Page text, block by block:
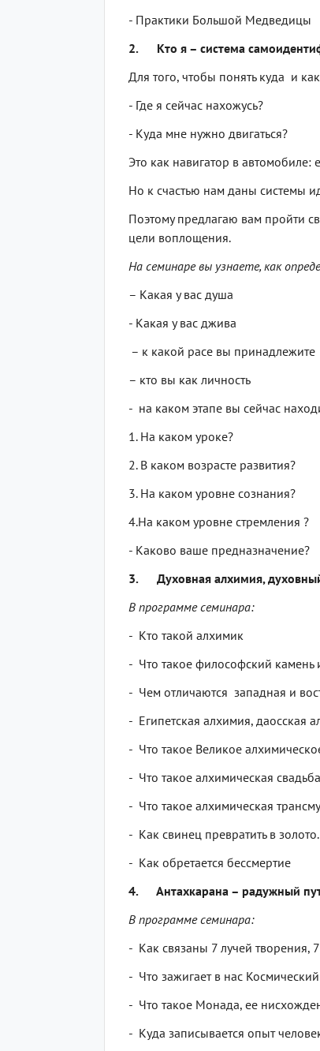
- Практики Большой Медведицы
2. Кто я – система
Для того, чтобы понять куда и
- Где я сейчас нахожусь?
- Куда мне нужно двигаться?
Это как навигатор в автомобиле:
Но к счастью нам даны системы
Поэтому предлагаю вам пройти
цели воплощения.
На семинаре вы узнаете, как
– Какая у вас душа
- Какая у вас джива
– к какой расе вы принадлежите
– кто вы как личность
- на каком этапе вы сейчас
1. На каком уроке?
2. В каком возрасте развития?
3. На каком уровне сознания?
4.На каком уровне стремления ?
- Каково ваше предназначение?
3. Духовная алхимия,
В программе семинара:
- Кто такой алхимик
- Что такое философский камень
- Чем отличаются западная и
- Египетская алхимия, даосская
- Что такое Великое
- Что такое алхимическая свадьба
- Что такое алхимическая
- Как свинец превратить в золото.
- Как обретается бессмертие
4. Антахкарана – радужный
В программе семинара:
- Как связаны 7 лучей творения,
- Что зажигает в нас
- Что такое Монада, ее
- Куда записывается опыт